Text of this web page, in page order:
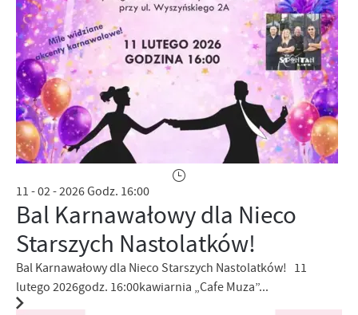
11 - 02 - 2026 Godz. 16:00
Bal Karnawałowy dla Nieco
Starszych Nastolatków!
Bal Karnawałowy dla Nieco Starszych Nastolatków! 11
lutego 2026godz. 16:00kawiarnia „Cafe Muza”...